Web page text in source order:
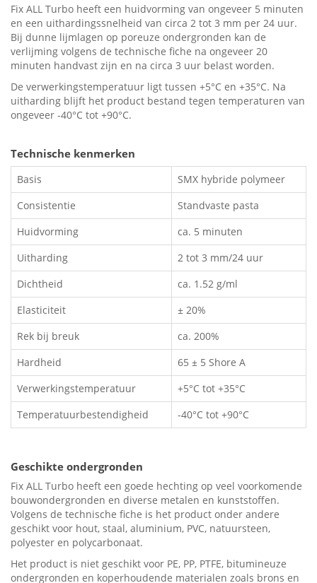
Fix ALL Turbo heeft een huidvorming van ongeveer 5 minuten
en een uithardingssnelheid van circa 2 tot 3 mm per 24 uur.
Bij dunne lijmlagen op poreuze ondergronden kan de
verlijming volgens de technische fiche na ongeveer 20
minuten handvast zijn en na circa 3 uur belast worden.
De verwerkingstemperatuur ligt tussen +5°C en +35°C. Na
uitharding blijft het product bestand tegen temperaturen van
ongeveer -40°C tot +90°C.
Technische kenmerken
Basis
SMX hybride polymeer
Consistentie
Standvaste pasta
Huidvorming
ca. 5 minuten
Uitharding
2 tot 3 mm/24 uur
Dichtheid
ca. 1.52 g/ml
Elasticiteit
± 20%
Rek bij breuk
ca. 200%
Hardheid
65 ± 5 Shore A
Verwerkingstemperatuur
+5°C tot +35°C
Temperatuurbestendigheid
-40°C tot +90°C
Geschikte ondergronden
Fix ALL Turbo heeft een goede hechting op veel voorkomende
bouwondergronden en diverse metalen en kunststoffen.
Volgens de technische fiche is het product onder andere
geschikt voor hout, staal, aluminium, PVC, natuursteen,
polyester en polycarbonaat.
Het product is niet geschikt voor PE, PP, PTFE, bitumineuze
ondergronden en koperhoudende materialen zoals brons en